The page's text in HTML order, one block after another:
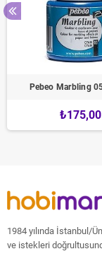
Pebeo Marbling
₺175,00
1984 yılında İstanbul/
ve istekleri